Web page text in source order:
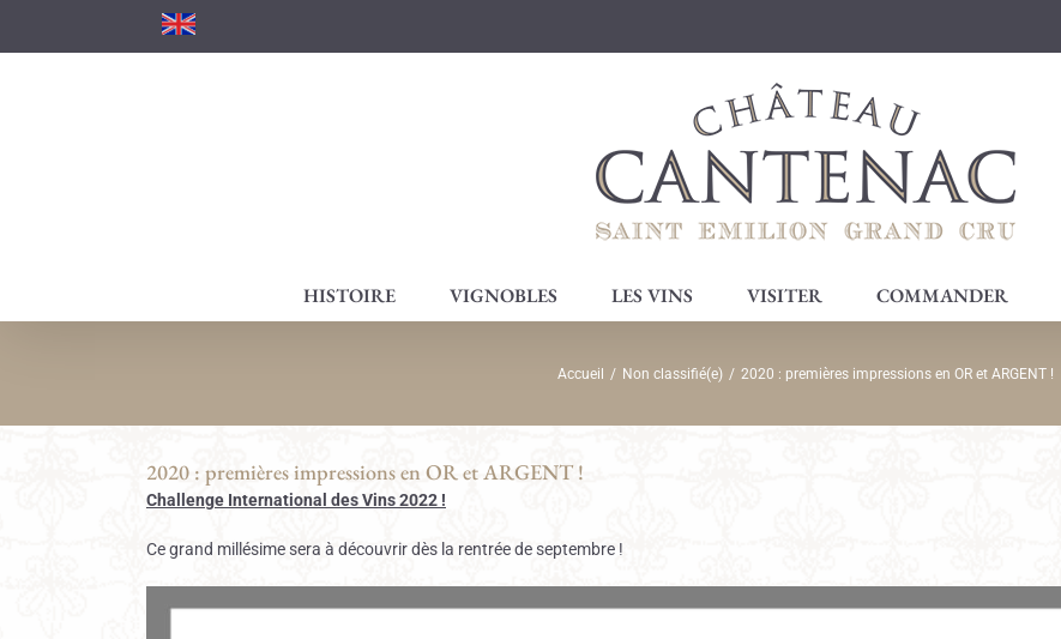
HISTOIRE VIGNOBLES LES VINS VISITER COMMANDER
Accueil / Non classifié(e) / 2020 : premières impressions en OR et ARGENT !
2020 : premières impressions en OR et ARGENT !
Challenge International des Vins 2022 !
Ce grand millésime sera à découvrir dès la rentrée de septembre !